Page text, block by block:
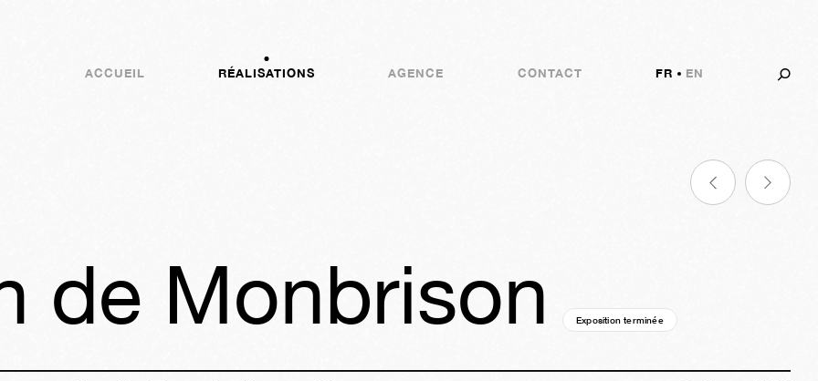
ACCUEIL RÉALISATIONS AGENCE CONTACT FR EN
de Monbrison Exposition terminée